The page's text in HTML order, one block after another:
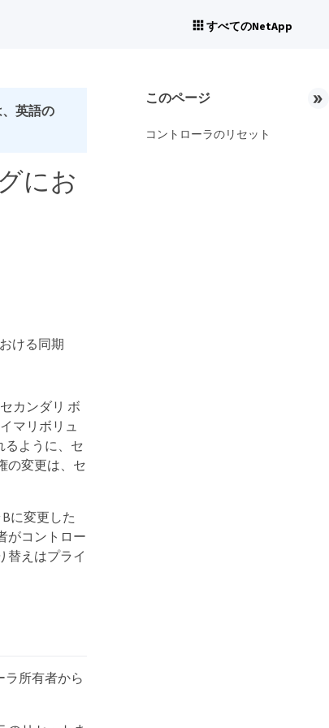
すべてのNetApp
英語の
にお
ける同期
カンダリ ボ
マリボリュ
るように、セ
の変更は、セ
に変更した
がコントロー
替えはプライ
ラ所有者から
このページ
コントローラのリセット